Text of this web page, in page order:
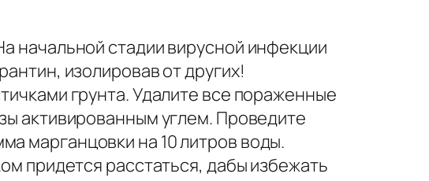
начальной стадии вирусной инфекции
изолировав от других!
грунта. Удалите все пораженные
активированным углем. Проведите
марганцовки на 10 литров воды.
придется расстаться, дабы избежать